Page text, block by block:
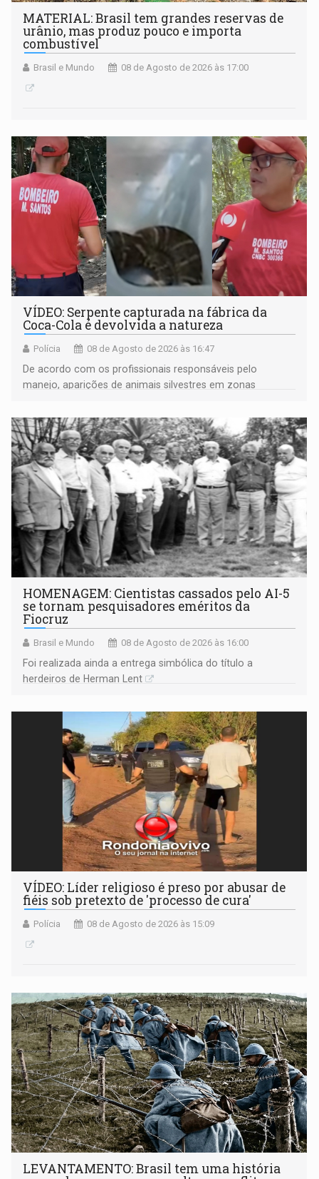
MATERIAL: Brasil tem grandes reservas de
urânio, mas produz pouco e importa
combustível
Brasil e Mundo 08 de Agosto de 2026 às 17:00
VÍDEO: Serpente capturada na fábrica da
Coca-Cola é devolvida a natureza
Polícia 08 de Agosto de 2026 às 16:47
De acordo com os profissionais responsáveis pelo
manejo, aparições de animais silvestres em zonas
HOMENAGEM: Cientistas cassados pelo AI-5
se tornam pesquisadores eméritos da
Fiocruz
Brasil e Mundo 08 de Agosto de 2026 às 16:00
Foi realizada ainda a entrega simbólica do título a
herdeiros de Herman Lent
VÍDEO: Líder religioso é preso por abusar de
fiéis sob pretexto de 'processo de cura'
Polícia 08 de Agosto de 2026 às 15:09
LEVANTAMENTO: Brasil tem uma história